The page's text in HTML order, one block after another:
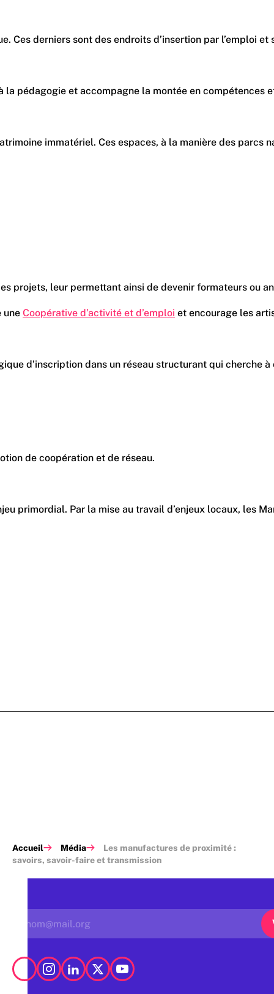
derniers sont des endroits d’insertion par l’emploi
et accompagne la montée en
immatériel. Ces espaces, à la manière
projets, leur permettant ainsi de devenir formateurs
une Coopérative d’activité et d’emploi et encourage les
d’inscription dans un réseau structurant qui
de coopération et de réseau.
primordial. Par la mise au travail d’enjeux locaux, les
Accueil Média
Les manufactures de proximité :
savoirs, savoir-faire et transmission